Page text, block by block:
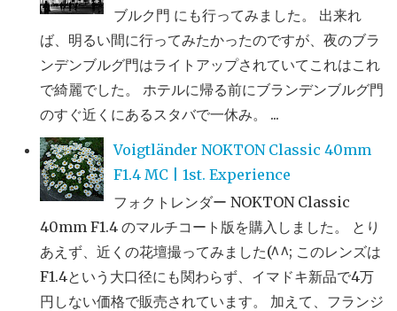
ブルク門 にも行ってみました。 出来れ
ば、明るい間に行ってみたかったのですが、夜のブラ
ンデンブルグ門はライトアップされていてこれはこれ
で綺麗でした。 ホテルに帰る前にブランデンブルグ門
のすぐ近くにあるスタバで一休み。 ...
Voigtländer NOKTON Classic 40mm
F1.4 MC | 1st. Experience
フォクトレンダー NOKTON Classic
40mm F1.4 のマルチコート版を購入しました。 とり
あえず、近くの花壇撮ってみました(^^; このレンズは
F1.4という大口径にも関わらず、イマドキ新品で4万
円しない価格で販売されています。 加えて、フランジ